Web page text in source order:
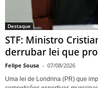
Destaque
STF: Ministro
derrubar lei que
Felipe Sousa - 07/08/2026
Uma lei de Londrina (PR) que